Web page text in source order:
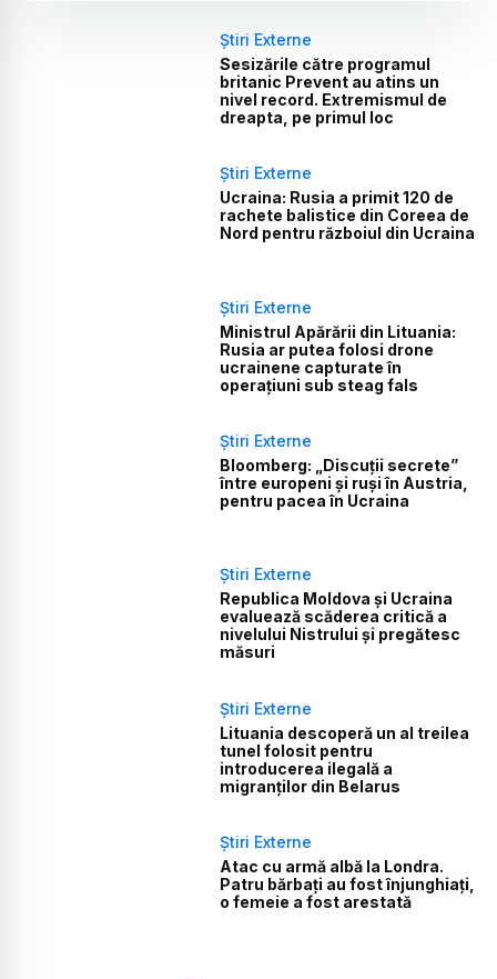
Știri Externe
Sesizările către programul
britanic Prevent au atins un
nivel record. Extremismul de
dreapta, pe primul loc
Știri Externe
Ucraina: Rusia a primit 120 de
rachete balistice din Coreea de
Nord pentru războiul din Ucraina
Știri Externe
Ministrul Apărării din Lituania:
Rusia ar putea folosi drone
ucrainene capturate în
operațiuni sub steag fals
Știri Externe
Bloomberg: „Discuții secrete”
între europeni și ruși în Austria,
pentru pacea în Ucraina
Știri Externe
Republica Moldova și Ucraina
evaluează scăderea critică a
nivelului Nistrului și pregătesc
măsuri
Știri Externe
Lituania descoperă un al treilea
tunel folosit pentru
introducerea ilegală a
migranților din Belarus
Știri Externe
Atac cu armă albă la Londra.
Patru bărbați au fost înjunghiați,
o femeie a fost arestată